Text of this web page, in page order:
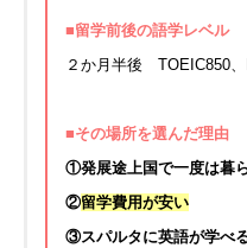
■留学前後の語学レベル
２か月半後 TOEIC850
■その場所を選んだ理由
①発展途上国で一度は暮
②留学費用が安い
③スパルタに英語が学べ